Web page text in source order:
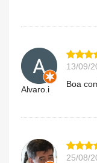
Alvaro.i
13/09/
Boa
25/08/